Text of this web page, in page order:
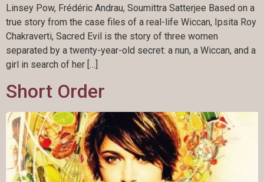
Linsey Pow, Frédéric Andrau, Soumittra Satterjee Based on a
true story from the case files of a real-life Wiccan, Ipsita Roy
Chakraverti, Sacred Evil is the story of three women
separated by a twenty-year-old secret: a nun, a Wiccan, and a
girl in search of her […]
Short Order